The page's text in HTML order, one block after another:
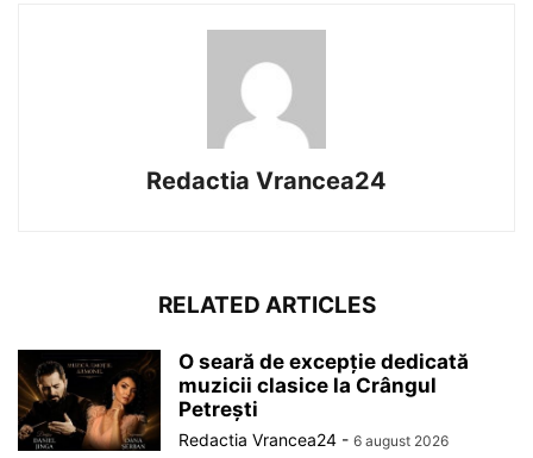
Redactia Vrancea24
RELATED ARTICLES
O seară de excepție dedicată
muzicii clasice la Crângul
Petrești
Redactia Vrancea24 - 6 august 2026